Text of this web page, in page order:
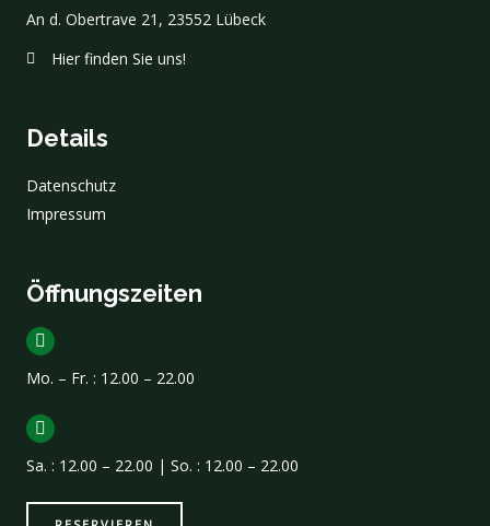
r
a
m
o
k
An d. Obertrave 21, 23552 Lübeck
Hier finden Sie uns!
Details
Datenschutz
Impressum
Öffnungszeiten
Mo. – Fr. : 12.00 – 22.00
Sa. : 12.00 – 22.00 | So. : 12.00 – 22.00